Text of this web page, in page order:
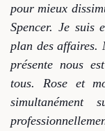
pour mieux
Spencer. Je suis
plan des affaires.
présente nous
tous. Rose et
simultanément